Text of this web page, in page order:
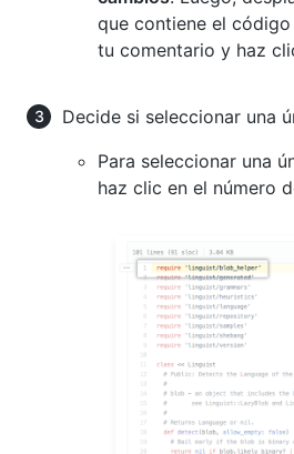
que contiene el
tu comentario y haz
Decide si seleccionar una
Para seleccionar una
haz clic en el número